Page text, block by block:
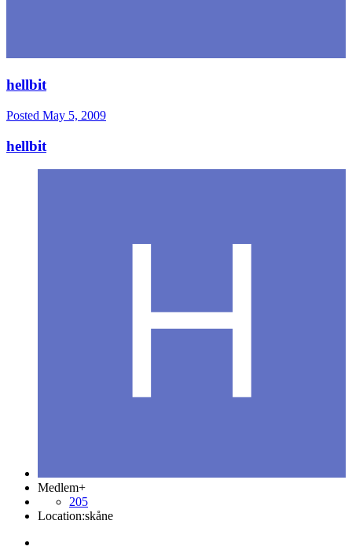
hellbit
Posted May 5, 2009
hellbit
Medlem+
205
Location:skåne